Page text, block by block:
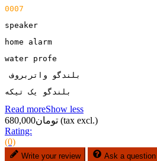
0007
speaker
home alarm
water profe
بلندگو یک تیکه
Read moreShow less
تومان680,000 (tax excl.)
Rating:
(0)
Write your review Ask a question